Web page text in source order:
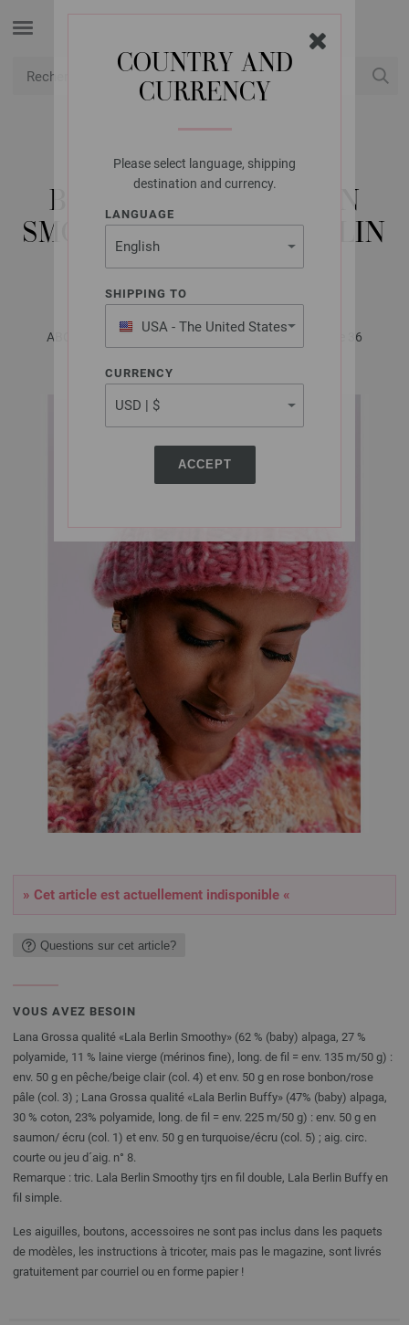
COUNTRY AND
CURRENCY
Please select language, shipping
destination and currency.
LANGUAGE
SHIPPING TO
USA - The United States
of America
CURRENCY
ACCEPT
LANA GROSSA
BONNET LALA BERLIN
SMOOTHY & LALA BERLIN
BUFFY
ABOUT BERLIN No. 12 | Modèle 19 / Tricot 26 Modèle 36
» Cet article est actuellement indisponible «
Questions sur cet article?
VOUS AVEZ BESOIN
Lana Grossa qualité «Lala Berlin Smoothy» (62 % (baby) alpaga, 27 %
polyamide, 11 % laine vierge (mérinos fine), long. de fil = env. 135 m/50 g) :
env. 50 g en pêche/beige clair (col. 4) et env. 50 g en rose bonbon/rose
pâle (col. 3) ; Lana Grossa qualité «Lala Berlin Buffy» (47% (baby) alpaga,
30 % coton, 23% polyamide, long. de fil = env. 225 m/50 g) : env. 50 g en
saumon/ écru (col. 1) et env. 50 g en turquoise/écru (col. 5) ; aig. circ.
courte ou jeu d´aig. n° 8.
Remarque : tric. Lala Berlin Smoothy tjrs en fil double, Lala Berlin Buffy en
fil simple.
Les aiguilles, boutons, accessoires ne sont pas inclus dans les paquets
de modèles, les instructions à tricoter, mais pas le magazine, sont livrés
gratuitement par courriel ou en forme papier !